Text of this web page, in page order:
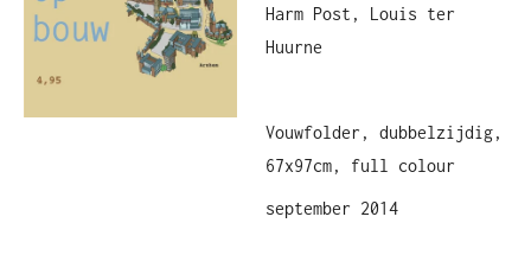
Harm Post, Louis ter
Huurne
Vouwfolder, dubbelzijdig,
67x97cm, full colour
september 2014